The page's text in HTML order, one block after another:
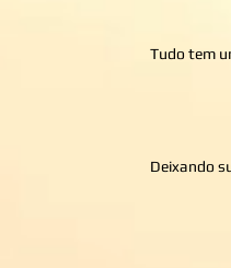
Tudo tem
Deixando